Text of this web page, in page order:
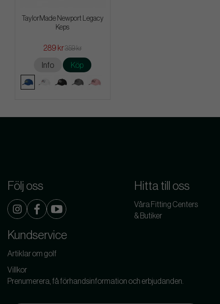
TaylorMade Newport Legacy
Keps
289 kr359 kr
Info Köp
Följ oss Hitta till oss
Våra Fitting Centers
& Butiker
Kundservice
Artiklar om golf
Villkor
Prenumerera, få förhandsinformation och erbjudanden.